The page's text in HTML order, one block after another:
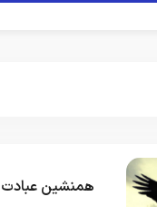
همنشین عبادت